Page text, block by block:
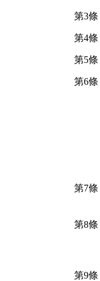
第3條
第4條
第5條
第6條
第7條
第8條
第9條